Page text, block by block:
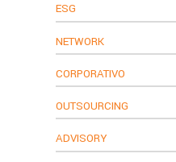
ESG
NETWORK
CORPORATIVO
OUTSOURCING
ADVISORY